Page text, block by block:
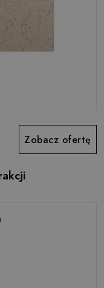
Zobacz ofertę